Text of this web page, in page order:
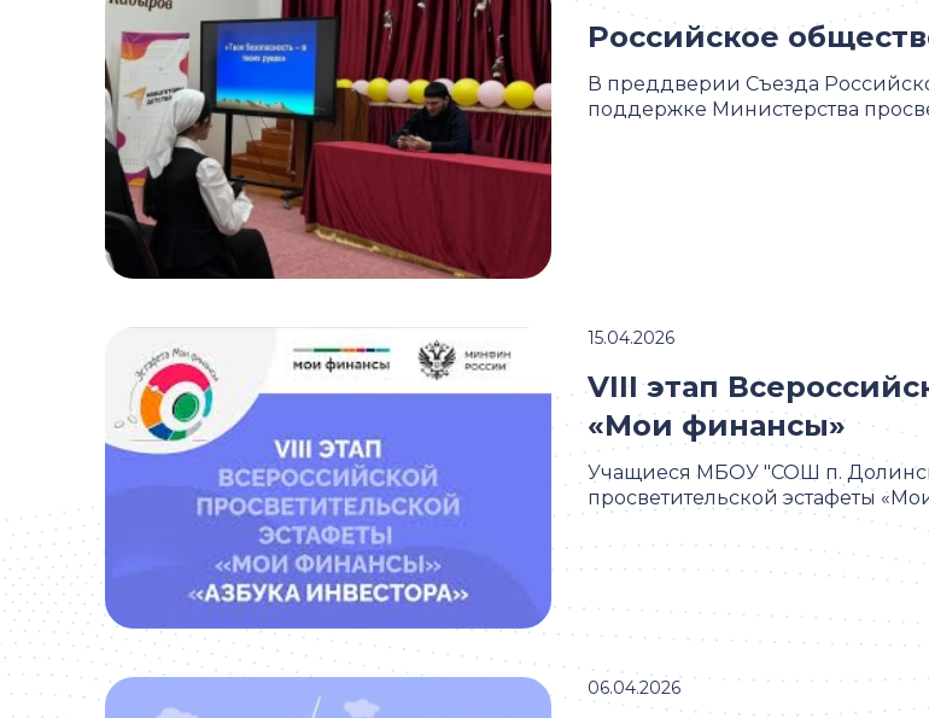
В преддверии Съезда
поддержке Министерства
Российское
Учащиеся МБОУ "СОШ п.
просветительской эстафеты
VIII этап
«Мои финансы»
15.04.2026
06.04.2026